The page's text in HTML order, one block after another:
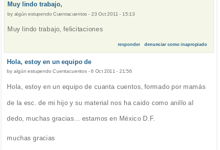
Muy lindo trabajo,
by algún estupendo Cuentacuentos - 23 Oct 2011 - 15:13
Muy lindo trabajo, felicitaciones
responder denunciar como inapropiado
Hola, estoy en un equipo de
by algún estupendo Cuentacuentos-6 Oct 2011 - 21:56
Hola, estoy en un equipo de cuanta cuentos, formado por mamás
de la esc. de mi hijo y su material nos ha caido como anillo al
dedo, muchas gracias... estamos en México D.F.
muchas gracias